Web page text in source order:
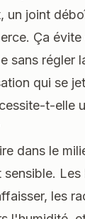
un joint
Ça
sans régler
qui se
t-elle
dans le
sensible. Les
les